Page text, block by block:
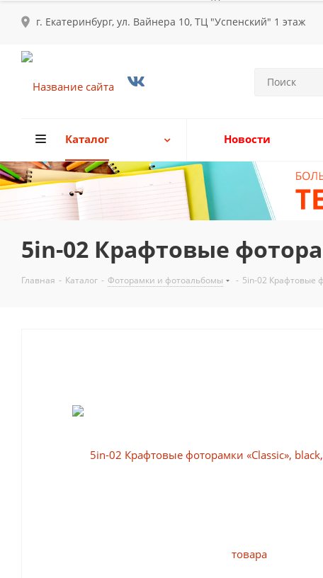
г. Екатеринбург, ул. Вайнера 10, ТЦ "Успенский" 1 этаж
Каталог Новости
5in-02 Крафтовые
Главная - Каталог - Фоторамки и фотоальбомы - 5in-02 Крафтовые